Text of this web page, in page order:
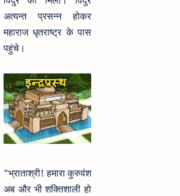
अत्यन्त प्रसन्न होकर
महाराज धृतराष्ट्र के पास
पहुंचे।
“भ्राताश्री! हमारा कुरुवंश
अब और भी शक्तिशाली हो